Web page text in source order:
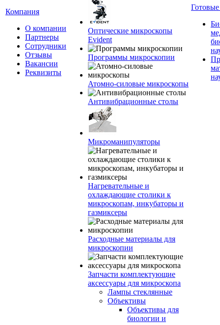
Компания
О компании
Партнеры
Сотрудники
Отзывы
Вакансии
Реквизиты
Оптические микроскопы
Evident
Программы микроскопии
Атомно-силовые микроскопы
Антивибрационные столы
Микроманипуляторы
Нагревательные и
охлаждающие столики к
микроскопам, инкубаторы и
газмиксеры
Расходные материалы для
микроскопии
Запчасти комплектующие
аксессуары для микроскопа
Лампы стеклянные
Объективы
Объективы для
биологии и